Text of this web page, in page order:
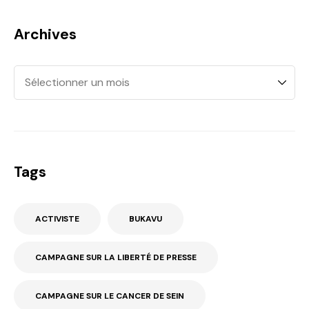
Archives
Tags
ACTIVISTE BUKAVU
CAMPAGNE SUR LA LIBERTÉ DE PRESSE
CAMPAGNE SUR LE CANCER DE SEIN